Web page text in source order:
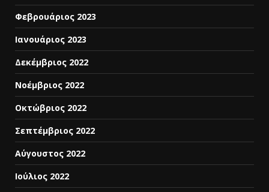
Φεβρουάριος 2023
Ιανουάριος 2023
Δεκέμβριος 2022
Νοέμβριος 2022
Οκτώβριος 2022
Σεπτέμβριος 2022
Αύγουστος 2022
Ιούλιος 2022